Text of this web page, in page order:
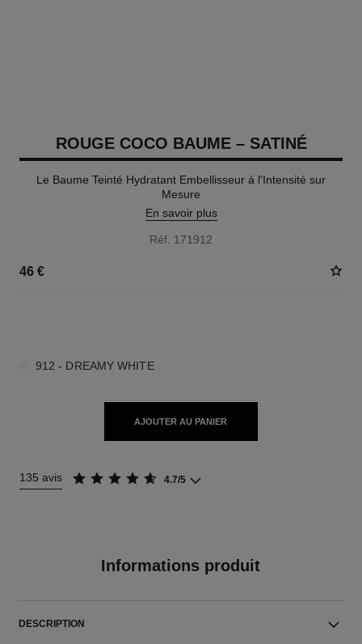
ROUGE COCO BAUME – SATINÉ
Le Baume Teinté Hydratant Embellisseur à l'Intensité sur
Mesure
En savoir plus
Réf. 171912
46 €
912 - DREAMY WHITE
AJOUTER AU PANIER
135 avis 4.7/5
Informations produit
DESCRIPTION